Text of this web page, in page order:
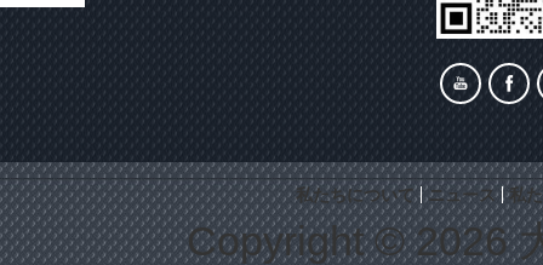
私たちについて ニュース 私
Copyright © 2026